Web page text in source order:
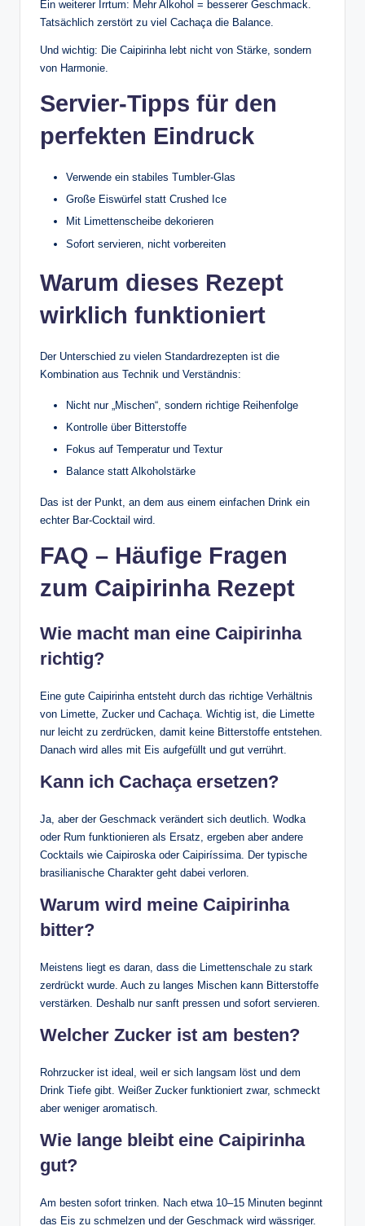
Ein weiterer Irrtum: Mehr Alkohol = besserer Geschmack.
Tatsächlich zerstört zu viel Cachaça die Balance.
Und wichtig: Die Caipirinha lebt nicht von Stärke, sondern
von Harmonie.
Servier-Tipps für den
perfekten Eindruck
Verwende ein stabiles Tumbler-Glas
Große Eiswürfel statt Crushed Ice
Mit Limettenscheibe dekorieren
Sofort servieren, nicht vorbereiten
Warum dieses Rezept
wirklich funktioniert
Der Unterschied zu vielen Standardrezepten ist die
Kombination aus Technik und Verständnis:
Nicht nur „Mischen“, sondern richtige Reihenfolge
Kontrolle über Bitterstoffe
Fokus auf Temperatur und Textur
Balance statt Alkoholstärke
Das ist der Punkt, an dem aus einem einfachen Drink ein
echter Bar-Cocktail wird.
FAQ – Häufige Fragen
zum Caipirinha Rezept
Wie macht man eine Caipirinha
richtig?
Eine gute Caipirinha entsteht durch das richtige Verhältnis
von Limette, Zucker und Cachaça. Wichtig ist, die Limette
nur leicht zu zerdrücken, damit keine Bitterstoffe entstehen.
Danach wird alles mit Eis aufgefüllt und gut verrührt.
Kann ich Cachaça ersetzen?
Ja, aber der Geschmack verändert sich deutlich. Wodka
oder Rum funktionieren als Ersatz, ergeben aber andere
Cocktails wie Caipiroska oder Caipiríssima. Der typische
brasilianische Charakter geht dabei verloren.
Warum wird meine Caipirinha
bitter?
Meistens liegt es daran, dass die Limettenschale zu stark
zerdrückt wurde. Auch zu langes Mischen kann Bitterstoffe
verstärken. Deshalb nur sanft pressen und sofort servieren.
Welcher Zucker ist am besten?
Rohrzucker ist ideal, weil er sich langsam löst und dem
Drink Tiefe gibt. Weißer Zucker funktioniert zwar, schmeckt
aber weniger aromatisch.
Wie lange bleibt eine Caipirinha
gut?
Am besten sofort trinken. Nach etwa 10–15 Minuten beginnt
das Eis zu schmelzen und der Geschmack wird wässriger.